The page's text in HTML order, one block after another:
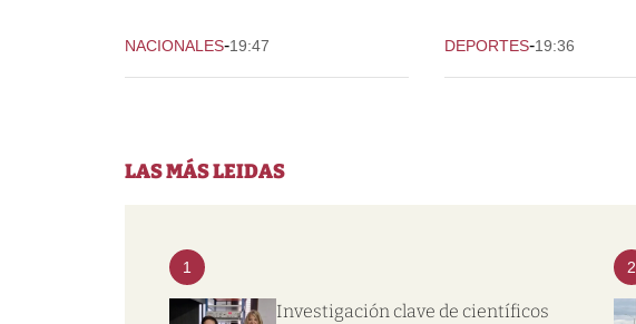
NACIONALES-19:47 DEPORTES-19:36
LAS MÁS LEIDAS
1
Investigación clave de científicos
2